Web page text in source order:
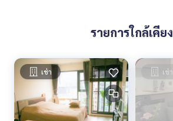
รายการใกล้เคียง
เช่า เช่า